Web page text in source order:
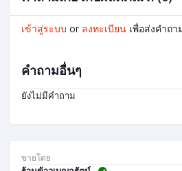
ขายโดย
เข้าสู่ระบบ or ลงทะเบียน เพื่อส่งคำถ
คำถามอื่นๆ
ยังไม่มีคำถาม